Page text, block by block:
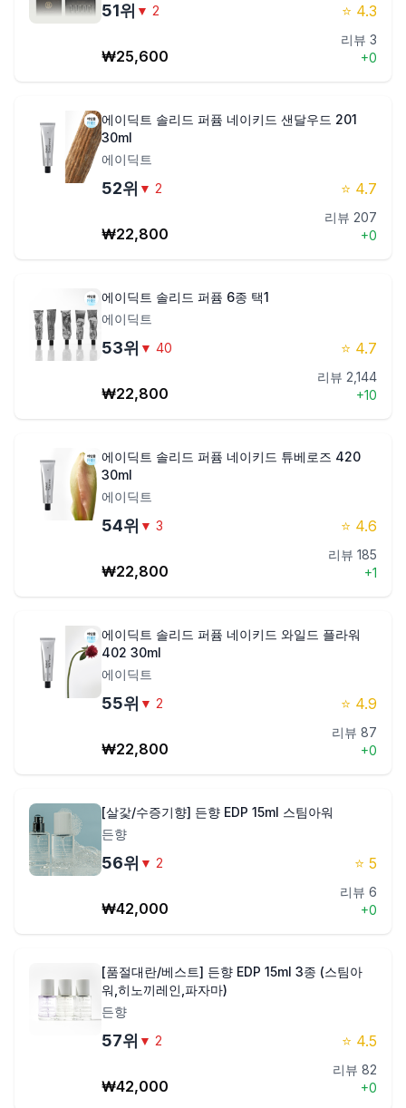
51위 ▼ 2 ⭐ 4.3
₩25,600
리뷰 3
+0
에이딕트 솔리드 퍼퓸 네이키드 샌달우드 201
30ml
에이딕트
52위 ▼ 2 ⭐ 4.7
₩22,800
리뷰 207
+0
에이딕트 솔리드 퍼퓸 6종 택1
에이딕트
53위 ▼ 40 ⭐ 4.7
₩22,800
리뷰 2,144
+10
에이딕트 솔리드 퍼퓸 네이키드 튜베로즈 420
30ml
에이딕트
54위 ▼ 3 ⭐ 4.6
₩22,800
리뷰 185
+1
에이딕트 솔리드 퍼퓸 네이키드 와일드 플라워
402 30ml
에이딕트
55위 ▼ 2 ⭐ 4.9
₩22,800
리뷰 87
+0
[살갗/수증기향] 든향 EDP 15ml 스팀아워
든향
56위 ▼ 2 ⭐ 5
₩42,000
리뷰 6
+0
[품절대란/베스트] 든향 EDP 15ml 3종 (스팀아
워,히노끼레인,파자마)
든향
57위 ▼ 2 ⭐ 4.5
₩42,000
리뷰 82
+0